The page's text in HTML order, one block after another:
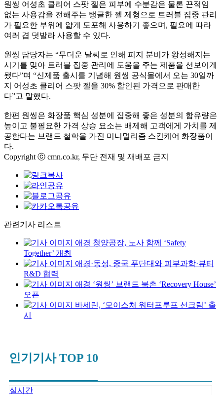
원씽 어성초 클리어 스팟 젤은 피부에 수분감은 물론 끈적임
없는 사용감을 전해주는 탱글한 젤 제형으로 트러블 집중 관리
가 필요한 부위에 얇게 도포해 사용하기 좋으며 , 필요에 따라
여러 겹 덧발라 사용할 수 있다.
원씽 담당자는 “무더운 날씨로 인해 피지 분비가 왕성해지는
시기를 맞아 트러블 집중 관리에 도움을 주는 제품을 선보이게
됐다”며 “신제품 출시를 기념해 원씽 공식몰에서 오는 30일까
지 어성초 클리어 스팟 젤을 30% 할인된 가격으로 판매한
다”고 말했다.
한편 원씽은 화장품 핵심 성분에 집중해 좋은 성분의 함유량은
높이고 불필요한 가격 상승 요소는 배제해 고객에게 가치를 제
공한다는 브랜드 철학을 가진 미니멀리즘 스킨케어 화장품이
다.
Copyright ⓒ cmn.co.kr, 무단 전재 및 재배포 금지
관련기사 리스트
애경 청양공장, 노사 함께 ‘Safety
Together’ 개최
애경·동성, 중국 푸단대와 피부과학·뷰티
R&D 협력
애경 ‘원씽’ 브랜드 북촌 ‘Recovery House’
오픈
바세린, ‘모이스처 워터프루프 선크림’ 출
시
인기기사 TOP 10
실시간